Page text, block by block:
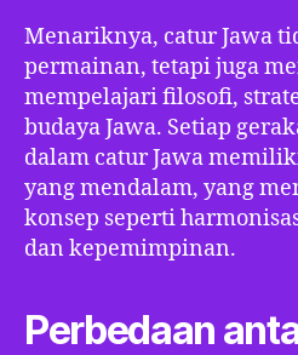
Menariknya, catur Jawa
permainan, tetapi juga
mempelajari filosofi,
budaya Jawa. Setiap
dalam catur Jawa
yang mendalam, yang
konsep seperti
dan kepemimpinan.
Perbedaan